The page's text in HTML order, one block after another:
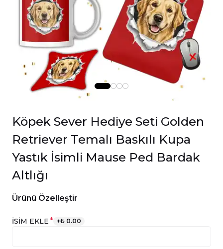
Köpek Sever Hediye Seti Golden
Retriever Temalı Baskılı Kupa
Yastık İsimli Mause Ped Bardak
Altlığı
Ürünü Özelleştir
İSİM EKLE* +₺ 0.00